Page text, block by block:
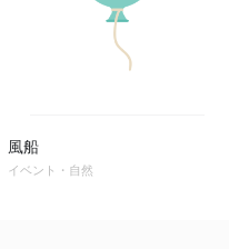
風船
イベント・自然